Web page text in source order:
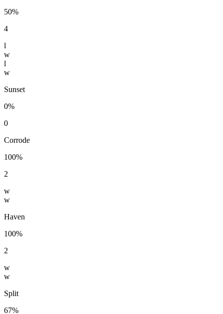
50%
4
l
w
l
w
Sunset
0%
0
Corrode
100%
2
w
w
Haven
100%
2
w
w
Split
67%